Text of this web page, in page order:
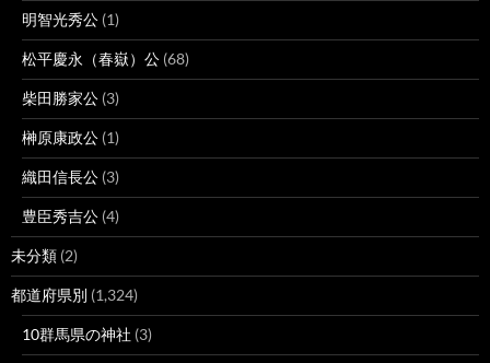
明智光秀公 (1)
松平慶永（春嶽）公 (68)
柴田勝家公 (3)
榊原康政公 (1)
織田信長公 (3)
豊臣秀吉公 (4)
未分類 (2)
都道府県別 (1,324)
10群馬県の神社 (3)